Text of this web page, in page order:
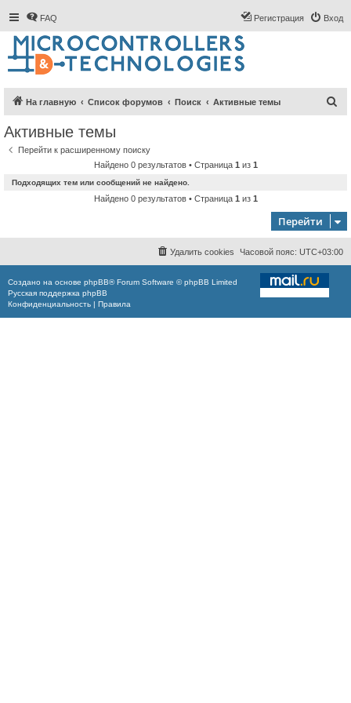
FAQ Вход
Регистрация
На главную Список форумов Поиск Активные темы
Активные темы
Перейти к расширенному поиску
Найдено 0 результатов • Страница 1 из 1
Подходящих тем или сообщений не найдено.
Найдено 0 результатов • Страница 1 из 1
Перейти
Часовой пояс: UTC+03:00
Удалить cookies
Создано на основе phpBB® Forum Software © phpBB Limited
Русская поддержка phpBB
Конфиденциальность | Правила